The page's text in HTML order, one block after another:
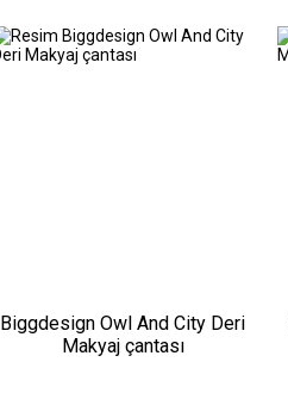
Biggdesign Owl And City Deri
Makyaj çantası